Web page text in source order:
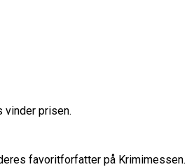
vinder prisen.
favoritforfatter på Krimimessen.